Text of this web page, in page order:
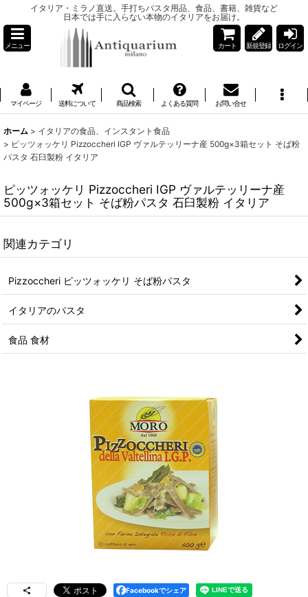
イタリア・ミラノ直送。手打ちパスタ用品、食品、書籍、雑貨など
日本では手に入らない本物のイタリアをお届け。
メニュー カート 新規登録 ログイン
マイページ 送料について 商品検索 よくある質問 お問い合せ
ホーム > イタリアの食品、インスタント食品
> ピッツォッケリ Pizzoccheri IGP ヴァルテッリーナ産 500g×3箱セット そば粉
パスタ 石臼製粉 イタリア
ピッツォッケリ Pizzoccheri IGP ヴァルテッリーナ産
500g×3箱セット そば粉パスタ 石臼製粉 イタリア
関連カテゴリ
Pizzoccheri ピッツォッケリ そば粉パスタ
イタリアのパスタ
食品 食材
Facebookでシェア